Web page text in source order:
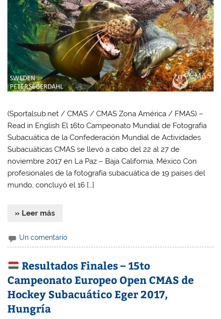
(Sportalsub.net / CMAS / CMAS Zona América / FMAS) –
Read in English El 16to Campeonato Mundial de Fotografía
Subacuática de la Confederación Mundial de Actividades
Subacuáticas CMAS se llevó a cabo del 22 al 27 de
noviembre 2017 en La Paz – Baja California, México Con
profesionales de la fotografía subacuática de 19 países del
mundo, concluyó el 16 […]
» Leer más
Un comentario
Resultados Finales – 15to
Campeonato Europeo Open CMAS de
Hockey Subacuático Eger 2017,
Hungría